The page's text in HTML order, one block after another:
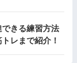
きる練習方法
レまで紹介！